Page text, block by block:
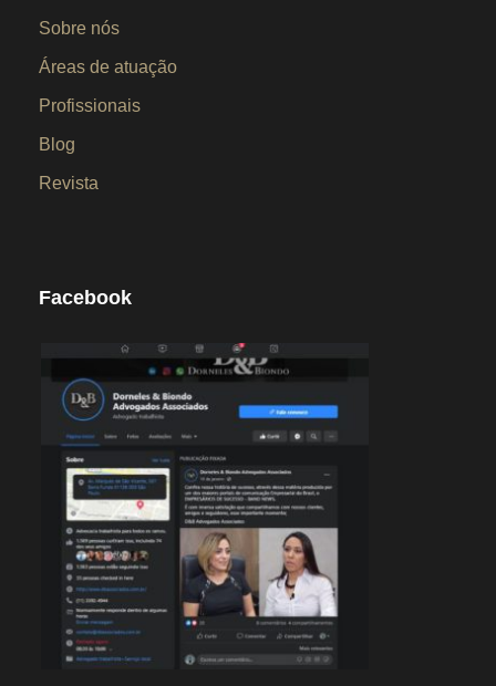
Sobre nós
Áreas de atuação
Profissionais
Blog
Revista
Facebook